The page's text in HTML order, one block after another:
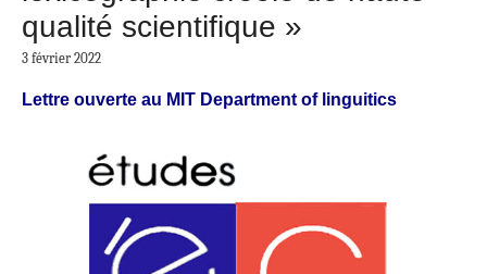
qualité scientifique »
3 février 2022
Lettre ouverte au MIT Department of linguitics